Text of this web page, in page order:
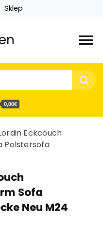
Sklep
0,00€
Eckcouch
Polstersofa
Sofa
Neu M24